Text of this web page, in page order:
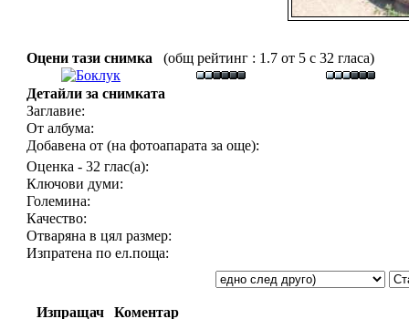
Оцени тази снимка (общ рейтинг : 1.7 от 5 с 32 гласа)
Детайли за снимката
Заглавие:
От албума:
Добавена от (на фотоапарата за още):
Оценка - 32 глас(а):
Ключови думи:
Големина:
Качество:
Отваряна в цял размер:
Изпратена по ел.поща:
Изпращач Коментар